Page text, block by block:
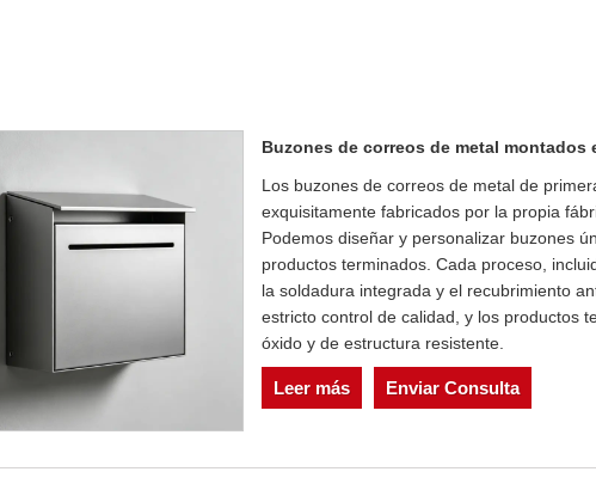
Buzones de correos de metal montados
Los buzones de correos de metal de
exquisitamente fabricados por la propia
Podemos diseñar y personalizar buzones
productos terminados. Cada proceso,
la soldadura integrada y el recubrimiento
estricto control de calidad, y los productos
óxido y de estructura resistente.
Leer más Enviar Consulta